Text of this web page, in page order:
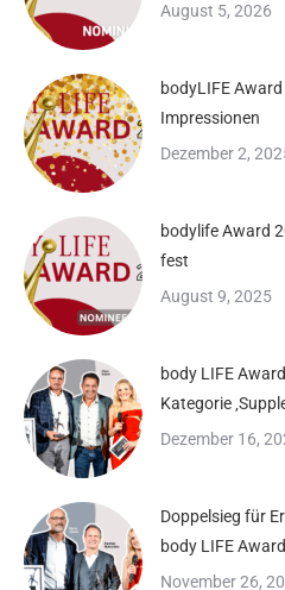
August 5, 2026
bodyLIFE
Impressionen
Dezember 2,
bodylife Award
fest
August 9, 2025
body LIFE
Kategorie
Dezember 16,
Doppelsieg für
body LIFE Award
November 26,